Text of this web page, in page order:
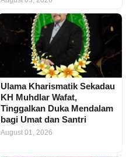
Ulama Kharismatik Sekadau
KH Muhdlar Wafat,
Tinggalkan Duka Mendalam
bagi Umat dan Santri
August 01, 2026